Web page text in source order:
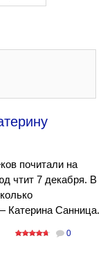
почитали на
чтит 7 декабря. В
Катерина Санница.
0